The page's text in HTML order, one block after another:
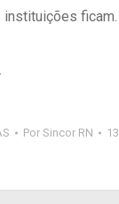
Por Sincor RN